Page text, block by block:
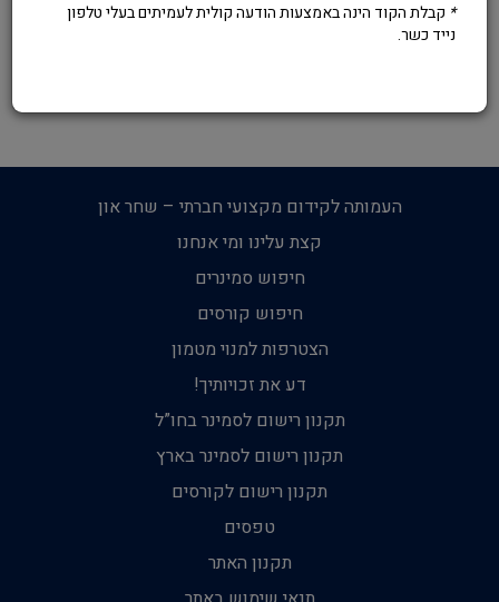
העמותה לקידום מקצועי חברתי – שחר און
קצת עלינו ומי אנחנו
חיפוש סמינרים
חיפוש קורסים
הצטרפות למנוי מטמון
דע את זכויותיך!
תקנון רישום לסמינר בחו”ל
תקנון רישום לסמינר בארץ
תקנון רישום לקורסים
טפסים
תקנון האתר
* קבלת הקוד הינה באמצעות הודעה קולית לעמיתים בעלי טלפון
נייד כשר.